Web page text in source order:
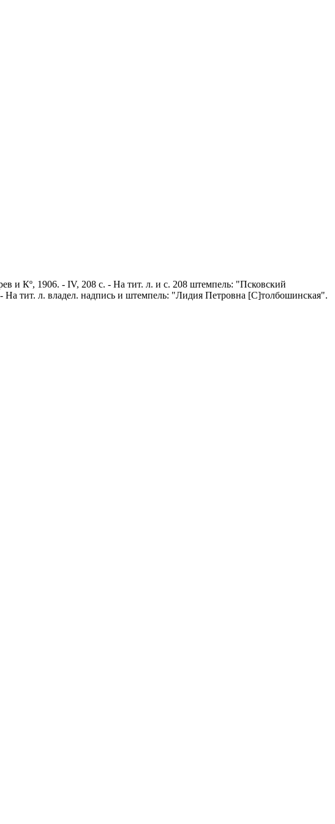
и Кº, 1906. - IV, 208 с. - На тит. л. и с. 208 штемпель: "Псковский
тит. л. владел. надпись и штемпель: "Лидия Петровна [С]толбошинская".